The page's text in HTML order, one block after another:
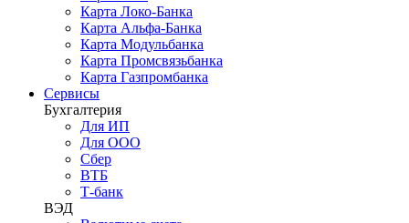
Карта Локо-Банка
Карта Альфа-Банка
Карта Модульбанка
Карта Промсвязьбанка
Карта Газпромбанка
Сервисы
Бухгалтерия
Для ИП
Для ООО
Сбер
ВТБ
Т-банк
ВЭД